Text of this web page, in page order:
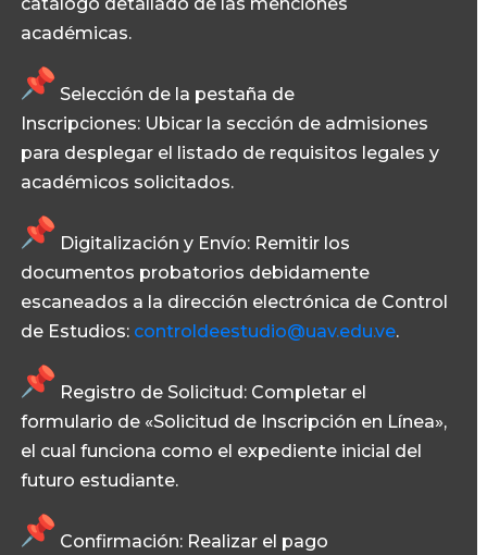
académicas.
Selección de la pestaña de
Inscripciones: Ubicar la sección de admisiones
para desplegar el listado de requisitos legales y
académicos solicitados.
Digitalización y Envío: Remitir los
documentos probatorios debidamente
escaneados a la dirección electrónica de Control
de Estudios: controldeestudio@uav.edu.ve.
Registro de Solicitud: Completar el
formulario de «Solicitud de Inscripción en Línea»,
el cual funciona como el expediente inicial del
futuro estudiante.
Confirmación: Realizar el pago